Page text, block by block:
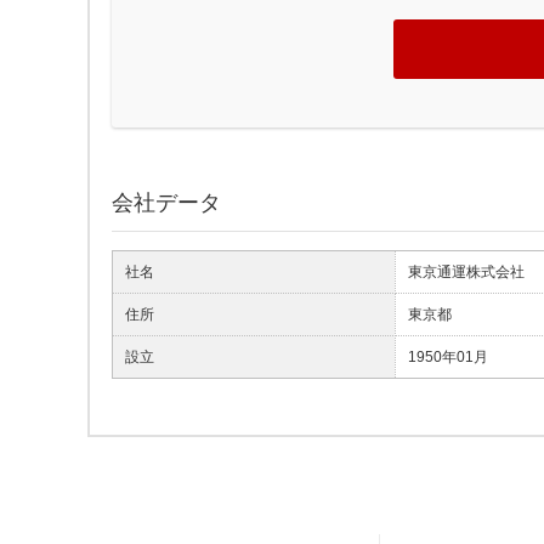
会社データ
社名 東京通運株式会社
住所 東京都
設立 1950年01月